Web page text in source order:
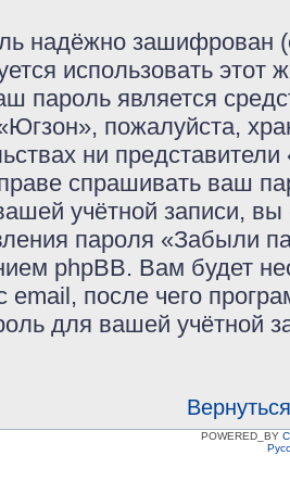
надёжно зашифрован
использовать этот
пароль является
пожалуйста,
ни
спрашивать ваш
учётной записи,
пароля «Забыли
phpBB. Вам будет
email, после чего
для вашей учётной
POWERED_BY